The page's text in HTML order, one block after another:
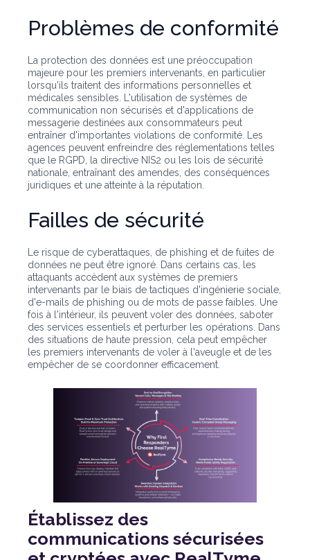
Problèmes de conformité
La protection des données est une préoccupation
majeure pour les premiers intervenants, en particulier
lorsqu'ils traitent des informations personnelles et
médicales sensibles. L'utilisation de systèmes de
communication non sécurisés et d'applications de
messagerie destinées aux consommateurs peut
entraîner d'importantes violations de conformité. Les
agences peuvent enfreindre des réglementations telles
que le RGPD, la directive NIS2 ou les lois de sécurité
nationale, entraînant des amendes, des conséquences
juridiques et une atteinte à la réputation.
Failles de sécurité
Le risque de cyberattaques, de phishing et de fuites de
données ne peut être ignoré. Dans certains cas, les
attaquants accèdent aux systèmes de premiers
intervenants par le biais de tactiques d'ingénierie sociale,
d'e-mails de phishing ou de mots de passe faibles. Une
fois à l'intérieur, ils peuvent voler des données, saboter
des services essentiels et perturber les opérations. Dans
des situations de haute pression, cela peut empêcher
les premiers intervenants de voler à l'aveugle et de les
empêcher de se coordonner efficacement.
Établissez des
communications sécurisées